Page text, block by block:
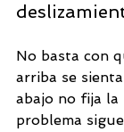
No basta con
arriba se
abajo no fija la
problema